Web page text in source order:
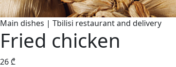
Main dishes | Tbilisi restaurant and delivery
Fried chicken
26₾